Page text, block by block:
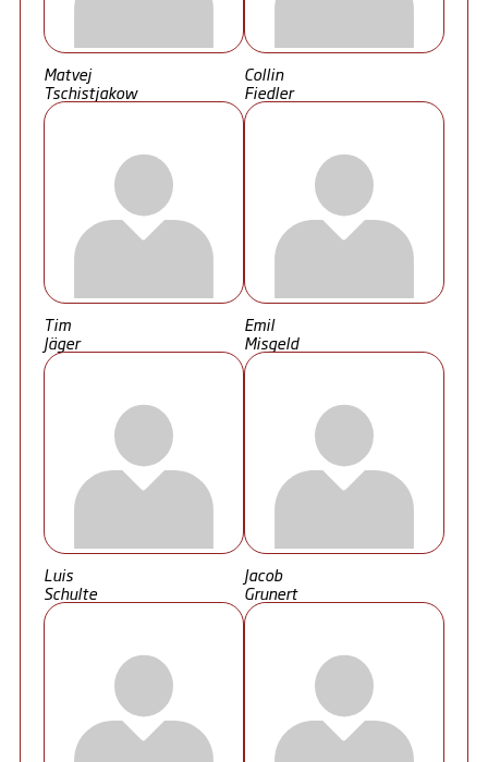
Matvej
Tschistjakow
Collin
Fiedler
Tim
Jäger
Emil
Misgeld
Luis
Schulte
Jacob
Grunert